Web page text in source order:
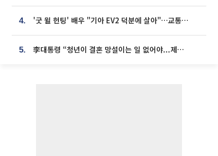
4. '굿 윌 헌팅' 배우 "기아 EV2 덕분에 살아"…교통사고 후 안전성 극찬
5. 李대통령 “청년이 결혼 망설이는 일 없어야...제도상 불이익 조사”